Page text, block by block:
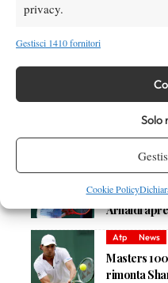
privacy.
Gestisci 1410 fornitori
Solo
Cookie Policy
TAGGED:
News
Masters
orario e
Arnaldi
Atp News
Masters
rimonta